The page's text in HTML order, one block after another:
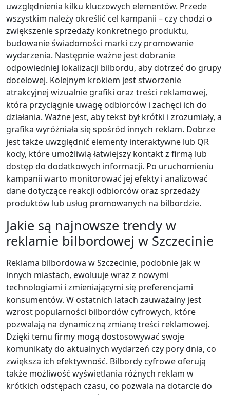
uwzględnienia kilku kluczowych elementów. Przede
wszystkim należy określić cel kampanii – czy chodzi o
zwiększenie sprzedaży konkretnego produktu,
budowanie świadomości marki czy promowanie
wydarzenia. Następnie ważne jest dobranie
odpowiedniej lokalizacji bilbordu, aby dotrzeć do grupy
docelowej. Kolejnym krokiem jest stworzenie
atrakcyjnej wizualnie grafiki oraz treści reklamowej,
która przyciągnie uwagę odbiorców i zachęci ich do
działania. Ważne jest, aby tekst był krótki i zrozumiały, a
grafika wyróżniała się spośród innych reklam. Dobrze
jest także uwzględnić elementy interaktywne lub QR
kody, które umożliwią łatwiejszy kontakt z firmą lub
dostęp do dodatkowych informacji. Po uruchomieniu
kampanii warto monitorować jej efekty i analizować
dane dotyczące reakcji odbiorców oraz sprzedaży
produktów lub usług promowanych na bilbordzie.
Jakie są najnowsze trendy w
reklamie bilbordowej w Szczecinie
Reklama bilbordowa w Szczecinie, podobnie jak w
innych miastach, ewoluuje wraz z nowymi
technologiami i zmieniającymi się preferencjami
konsumentów. W ostatnich latach zauważalny jest
wzrost popularności bilbordów cyfrowych, które
pozwalają na dynamiczną zmianę treści reklamowej.
Dzięki temu firmy mogą dostosowywać swoje
komunikaty do aktualnych wydarzeń czy pory dnia, co
zwiększa ich efektywność. Bilbordy cyfrowe oferują
także możliwość wyświetlania różnych reklam w
krótkich odstępach czasu, co pozwala na dotarcie do